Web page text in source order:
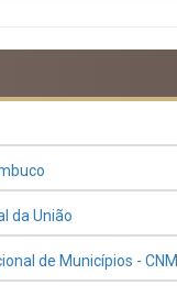
da União
de Municípios - CNM